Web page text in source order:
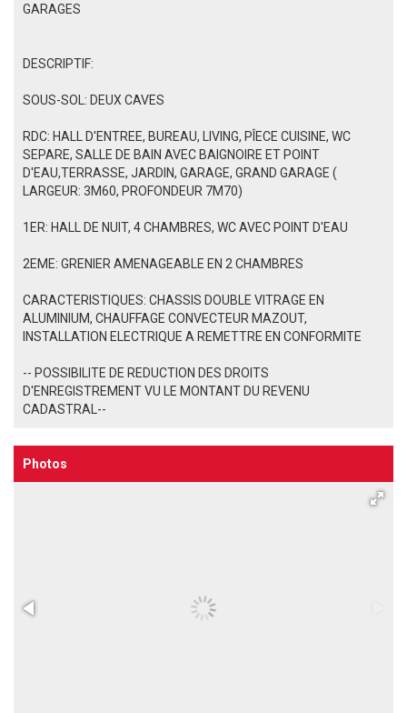
GARAGES
DESCRIPTIF:
SOUS-SOL: DEUX CAVES
RDC: HALL D'ENTREE, BUREAU, LIVING, PÎECE CUISINE, WC
SEPARE, SALLE DE BAIN AVEC BAIGNOIRE ET POINT
D'EAU,TERRASSE, JARDIN, GARAGE, GRAND GARAGE (
LARGEUR: 3M60, PROFONDEUR 7M70)
1ER: HALL DE NUIT, 4 CHAMBRES, WC AVEC POINT D'EAU
2EME: GRENIER AMENAGEABLE EN 2 CHAMBRES
CARACTERISTIQUES: CHASSIS DOUBLE VITRAGE EN
ALUMINIUM, CHAUFFAGE CONVECTEUR MAZOUT,
INSTALLATION ELECTRIQUE A REMETTRE EN CONFORMITE
-- POSSIBILITE DE REDUCTION DES DROITS
D'ENREGISTREMENT VU LE MONTANT DU REVENU
CADASTRAL--
Photos